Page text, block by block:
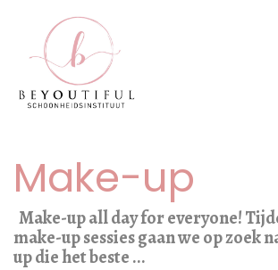
Make-up
Make-up all day for everyone!
make-up sessies gaan we op zoek
up die het beste ...